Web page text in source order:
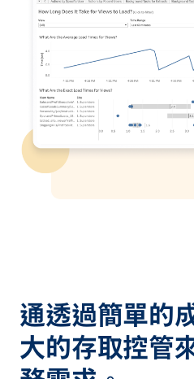
通透過簡單的
大的存取控管